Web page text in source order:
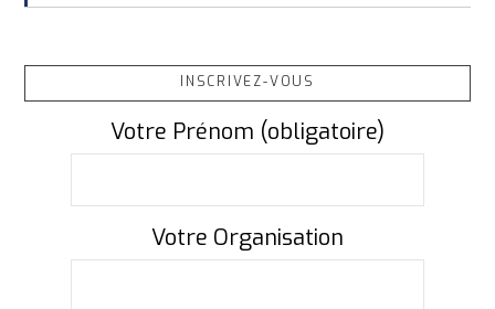
INSCRIVEZ-VOUS
Votre Prénom (obligatoire)
Votre Organisation